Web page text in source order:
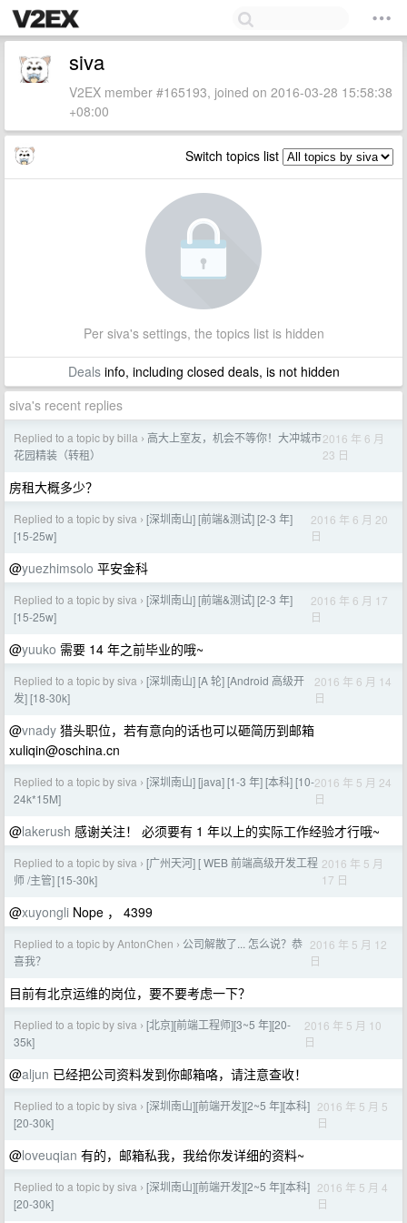
siva
V2EX member #165193, joined on 2016-03-28 15:58:38
+08:00
Switch topics list
Per siva's settings, the topics list is hidden
Dealsinfo, including closed deals, is not hidden
siva's recent replies
Replied to a topic by billa › 高大上室友，机会不等你！大冲城市
花园精装（转租）
2016 年 6 月
23 日
房租大概多少？
Replied to a topic by siva › [深圳南山] [前端&测试] [2-3 年]
[15-25w]
2016 年 6 月 20
日
@yuezhimsolo 平安金科
Replied to a topic by siva › [深圳南山] [前端&测试] [2-3 年]
[15-25w]
2016 年 6 月 17
日
@yuuko 需要 14 年之前毕业的哦~
Replied to a topic by siva › [深圳南山] [A 轮] [Android 高级开
发] [18-30k]
2016 年 6 月 14
日
@vnady 猎头职位，若有意向的话也可以砸简历到邮箱
xuliqin@oschina.cn
Replied to a topic by siva › [深圳南山] [java] [1-3 年] [本科] [10-
24k*15M]
2016 年 5 月 24
日
@lakerush 感谢关注！ 必须要有 1 年以上的实际工作经验才行哦~
Replied to a topic by siva › [广州天河] [ WEB 前端高级开发工程
师 /主管] [15-30k]
2016 年 5 月
17 日
@xuyongli Nope ， 4399
Replied to a topic by AntonChen › 公司解散了... 怎么说？恭
喜我？
2016 年 5 月 12
日
目前有北京运维的岗位，要不要考虑一下？
Replied to a topic by siva › [北京][前端工程师][3~5 年][20-
35k]
2016 年 5 月 10
日
@aljun 已经把公司资料发到你邮箱咯，请注意查收！
Replied to a topic by siva › [深圳南山][前端开发][2~5 年][本科]
[20-30k]
2016 年 5 月 5
日
@loveuqian 有的，邮箱私我，我给你发详细的资料~
Replied to a topic by siva › [深圳南山][前端开发][2~5 年][本科]
[20-30k]
2016 年 5 月 4
日